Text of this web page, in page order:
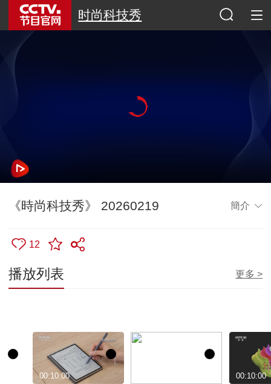
时尚科技秀
《時尚科技秀》 20260219 簡介
12
播放列表 更多 >
00:10:00 00:10:00